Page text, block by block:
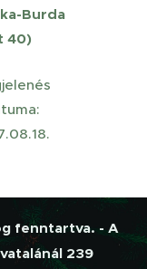
Burda
40)
fenntartva. - A
239